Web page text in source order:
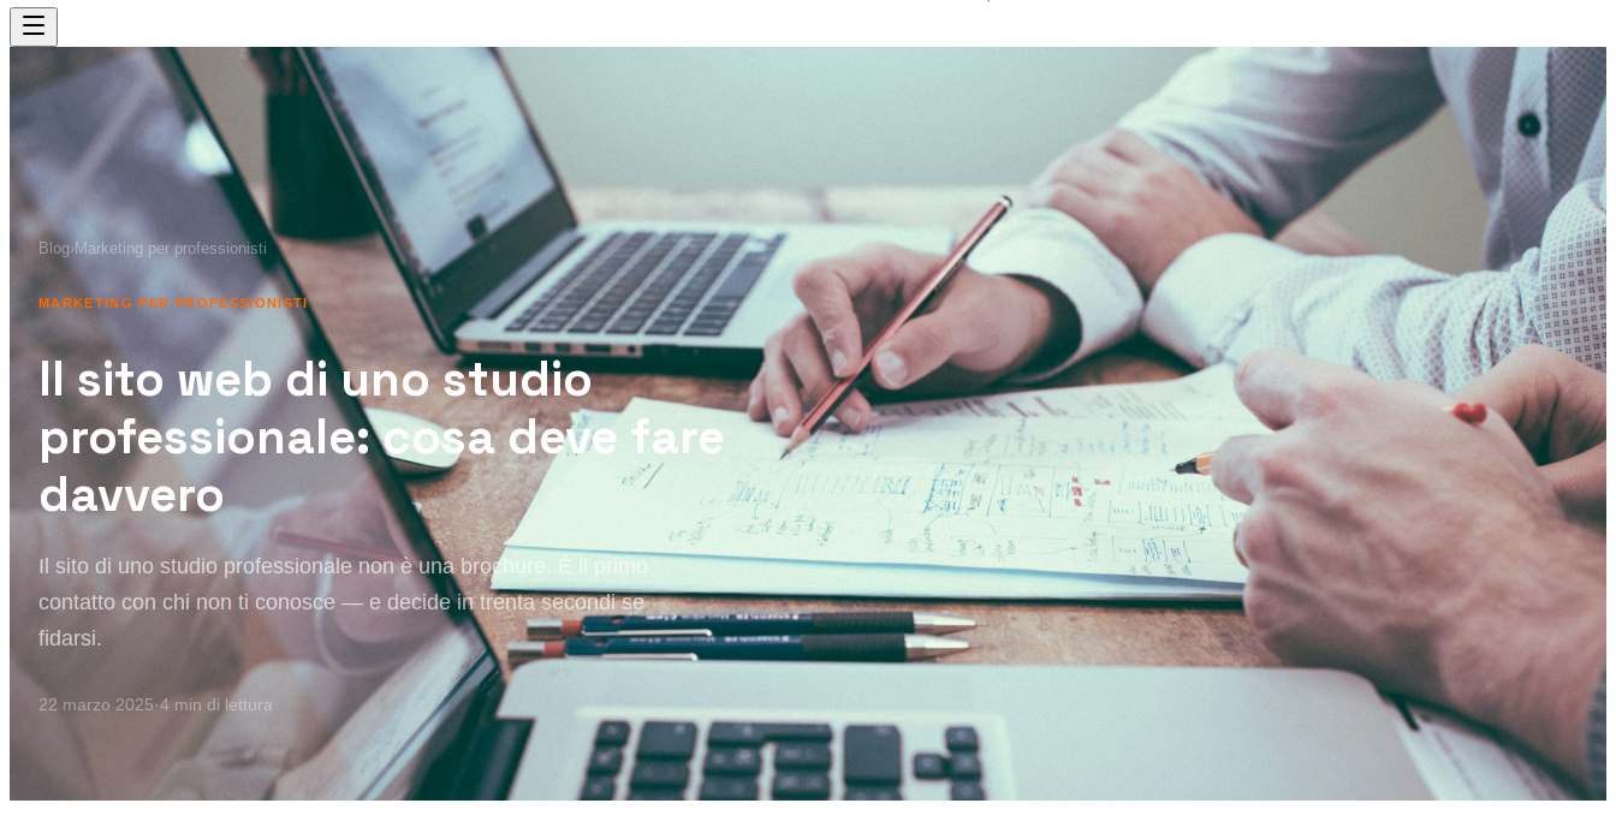
Blog›Marketing per professionisti
MARKETING PER PROFESSIONISTI
Il sito web di uno studio
professionale: cosa deve fare
davvero
Il sito di uno studio professionale non è una brochure. È il primo
contatto con chi non ti conosce — e decide in trenta secondi se
fidarsi.
22 marzo 2025·4 min di lettura